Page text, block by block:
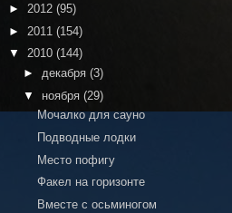
► 2012 (95)
► 2011 (154)
▼ 2010 (144)
► декабря (3)
▼ ноября (29)
Мочалко для сауно
Подводные лодки
Место пофигу
Факел на горизонте
Вместе с осьминогом